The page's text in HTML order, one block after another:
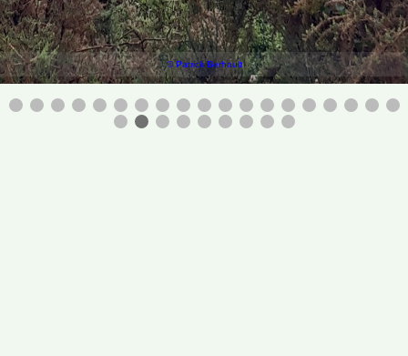
© Patrick Berhault